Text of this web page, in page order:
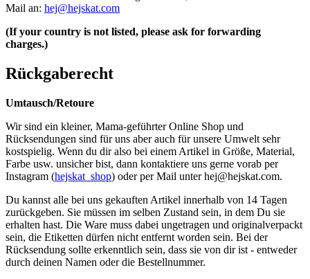
Mail an: hej@hejskat.com
(If your country is not listed, please ask for forwarding
charges.)
Rückgaberecht
Umtausch/Retoure
Wir sind ein kleiner, Mama-geführter Online Shop und
Rücksendungen sind für uns aber auch für unsere Umwelt sehr
kostspielig. Wenn du dir also bei einem Artikel in Größe, Material,
Farbe usw. unsicher bist, dann kontaktiere uns gerne vorab per
Instagram (hejskat_shop) oder per Mail unterhej@hejskat.com.
Du kannst alle bei uns gekauften Artikel innerhalb von 14 Tagen
zurückgeben. Sie müssen im selben Zustand sein, in dem Du sie
erhalten hast. Die Ware muss dabei ungetragen und originalverpackt
sein, die Etiketten dürfen nicht entfernt worden sein. Bei der
Rücksendung sollte erkenntlich sein, dass sie von dir ist - entweder
durch deinen Namen oder die Bestellnummer.